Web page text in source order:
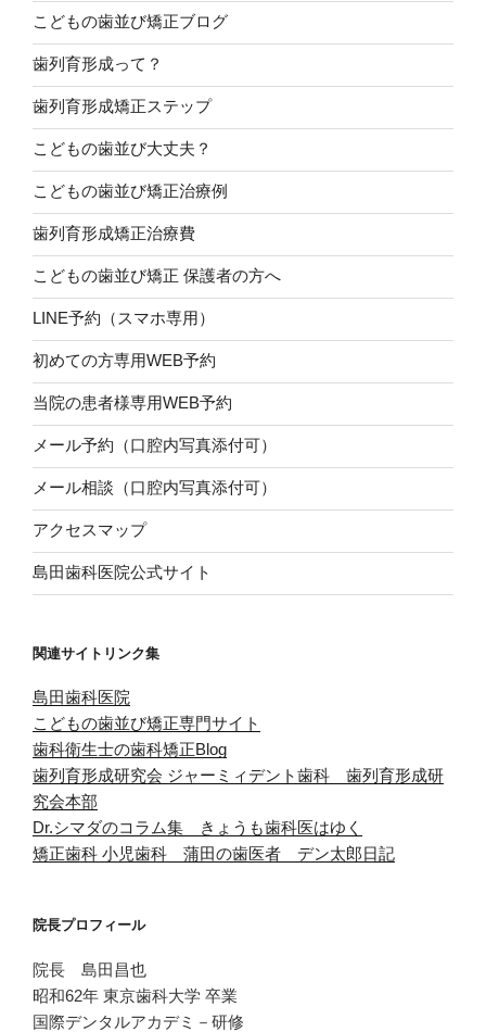
こどもの歯並び矯正ブログ
歯列育形成って？
歯列育形成矯正ステップ
こどもの歯並び大丈夫？
こどもの歯並び矯正治療例
歯列育形成矯正治療費
こどもの歯並び矯正 保護者の方へ
LINE予約（スマホ専用）
初めての方専用WEB予約
当院の患者様専用WEB予約
メール予約（口腔内写真添付可）
メール相談（口腔内写真添付可）
アクセスマップ
島田歯科医院公式サイト
関連サイトリンク集
島田歯科医院
こどもの歯並び矯正専門サイト
歯科衛生士の歯科矯正Blog
歯列育形成研究会 ジャーミィデント歯科 歯列育形成研
究会本部
Dr.シマダのコラム集 きょうも歯科医はゆく
矯正歯科 小児歯科 蒲田の歯医者 デン太郎日記
院長プロフィール
院長 島田昌也
昭和62年 東京歯科大学 卒業
国際デンタルアカデミ－研修